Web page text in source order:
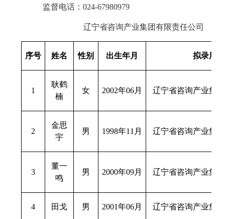
监督电话： 024-67980979
辽宁省咨询产业集团有限责任公司
序号 姓名 性别 出生年月 拟录用
1
耿鹤
楠
女 2002年06月 辽宁省咨询产业集
2
金思
宇
男 1998年11月 辽宁省咨询产业集
3
董一
鸣
男 2000年09月 辽宁省咨询产业集
4 田戈 男 2001年06月 辽宁省咨询产业集